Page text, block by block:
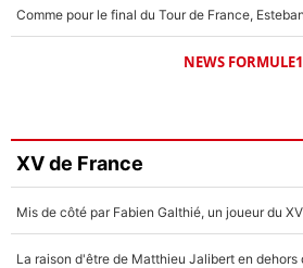
NEWS FORMULE1
XV de France